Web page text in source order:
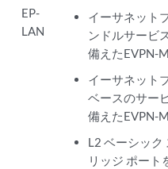
EP-
LAN
イーサネット
ンドルサービ
備えたEVPN-
イーサネット
ベースのサー
備えたEVPN-
L2 ベーシック
リッジ ポート